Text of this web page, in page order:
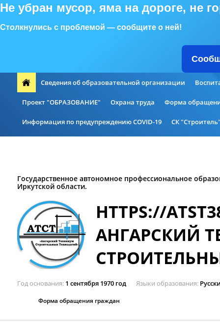
Не убран мусор, яма на дороге, не
Столкнулись с проблемой — сообщите о ней!
Сведения об образовательной организации
Проект "ОБРАЗОВАНИЕ" Охрана труда Форма
Информация по предупреждению COVID-19 СК
Государственное автономное профессиональное
Иркутской области.
HTTPS://
АНГАРСКИЙ
Год основания 1 сентября 1970 год Языки образования
Форма обращения граждан